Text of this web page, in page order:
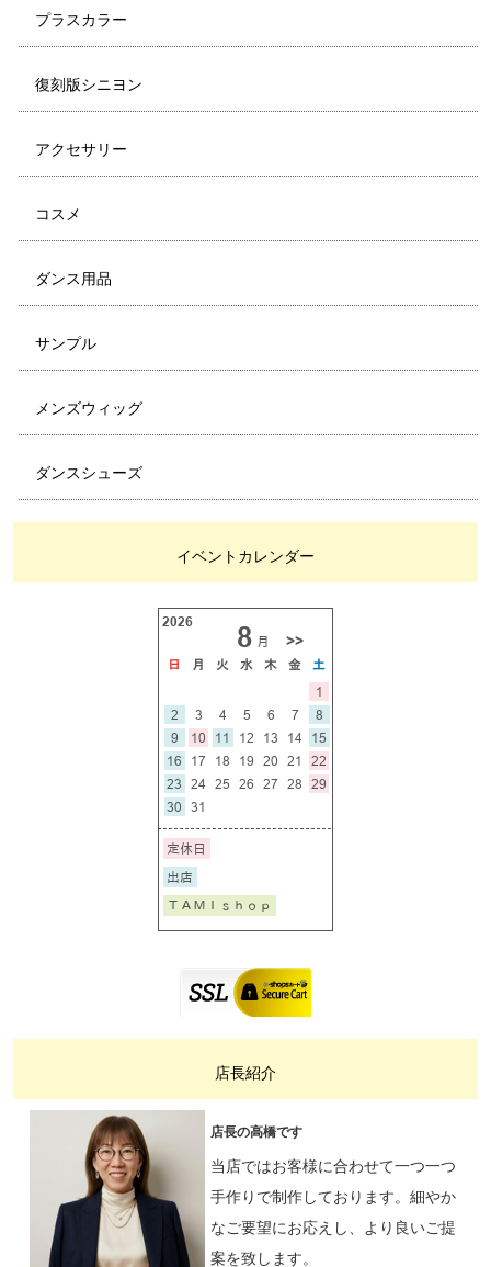
プラスカラー
復刻版シニヨン
アクセサリー
コスメ
ダンス用品
サンプル
メンズウィッグ
ダンスシューズ
イベントカレンダー
店長紹介
店長の高橋です
当店ではお客様に合わせて一つ一つ
手作りで制作しております。細やか
なご要望にお応えし、より良いご提
案を致します。